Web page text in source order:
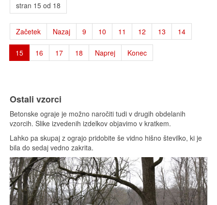
stran 15 od 18
Začetek Nazaj 9 10 11 12 13 14
15 16 17 18 Naprej Konec
Ostali vzorci
Betonske ograje je možno naročiti tudi v drugih obdelanih
vzorcih. Slike izvedenih izdelkov objavimo v kratkem.
Lahko pa skupaj z ograjo pridobite še vidno hišno številko, ki je
bila do sedaj vedno zakrita.